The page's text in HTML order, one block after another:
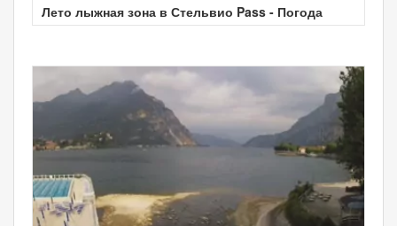
Лето лыжная зона в Стельвио Pass - Погода